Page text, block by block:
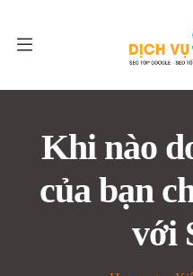
Khi nào
của bạn
với